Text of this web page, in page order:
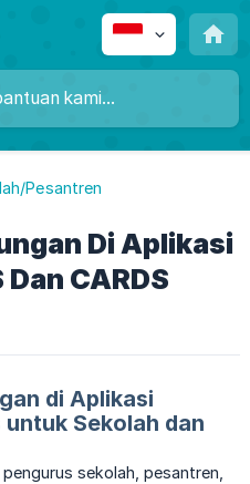
Pesantren
Di Aplikasi
Dan CARDS
di Aplikasi
untuk Sekolah dan
sekolah, pesantren,